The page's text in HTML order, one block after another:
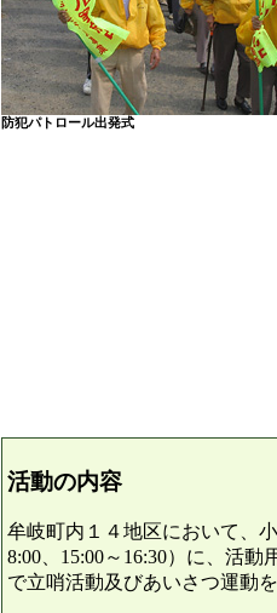
防犯パトロール出発式
活動の内容
牟岐町内１４地区において、
8:00、15:00～16:30）に、活
で立哨活動及びあいさつ運動